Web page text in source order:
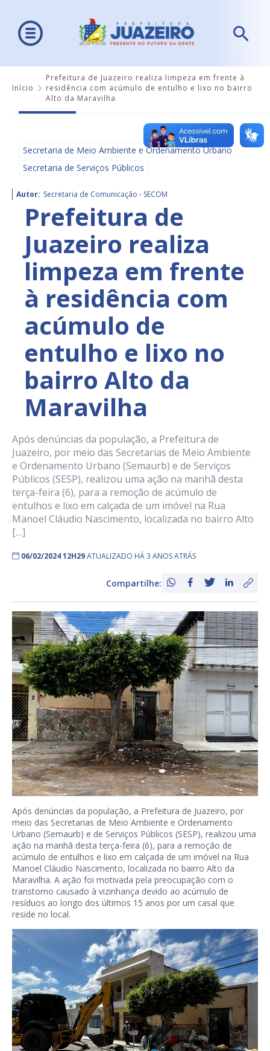
Início
Prefeitura de Juazeiro realiza limpeza em frente à
residência com acúmulo de entulho e lixo no bairro
Alto da Maravilha
Secretaria de Meio Ambiente e Ordenamento Urbano
Secretaria de Serviços Públicos
Autor: Secretaria de Comunicação - SECOM
Prefeitura de
Juazeiro realiza
limpeza em frente
à residência com
acúmulo de
entulho e lixo no
bairro Alto da
Maravilha
Após denúncias da população, a Prefeitura de
Juazeiro, por meio das Secretarias de Meio Ambiente
e Ordenamento Urbano (Semaurb) e de Serviços
Públicos (SESP), realizou uma ação na manhã desta
terça-feira (6), para a remoção de acúmulo de
entulhos e lixo em calçada de um imóvel na Rua
Manoel Cláudio Nascimento, localizada no bairro Alto
[…]
06/02/2024 12H29ATUALIZADO HÁ 3 ANOS ATRÁS
Compartilhe:
Após denúncias da população, a Prefeitura de Juazeiro, por
meio das Secretarias de Meio Ambiente e Ordenamento
Urbano (Semaurb) e de Serviços Públicos (SESP), realizou uma
ação na manhã desta terça-feira (6), para a remoção de
acúmulo de entulhos e lixo em calçada de um imóvel na Rua
Manoel Cláudio Nascimento, localizada no bairro Alto da
Maravilha. A ação foi motivada pela preocupação com o
transtorno causado à vizinhança devido ao acúmulo de
resíduos ao longo dos últimos 15 anos por um casal que
reside no local.